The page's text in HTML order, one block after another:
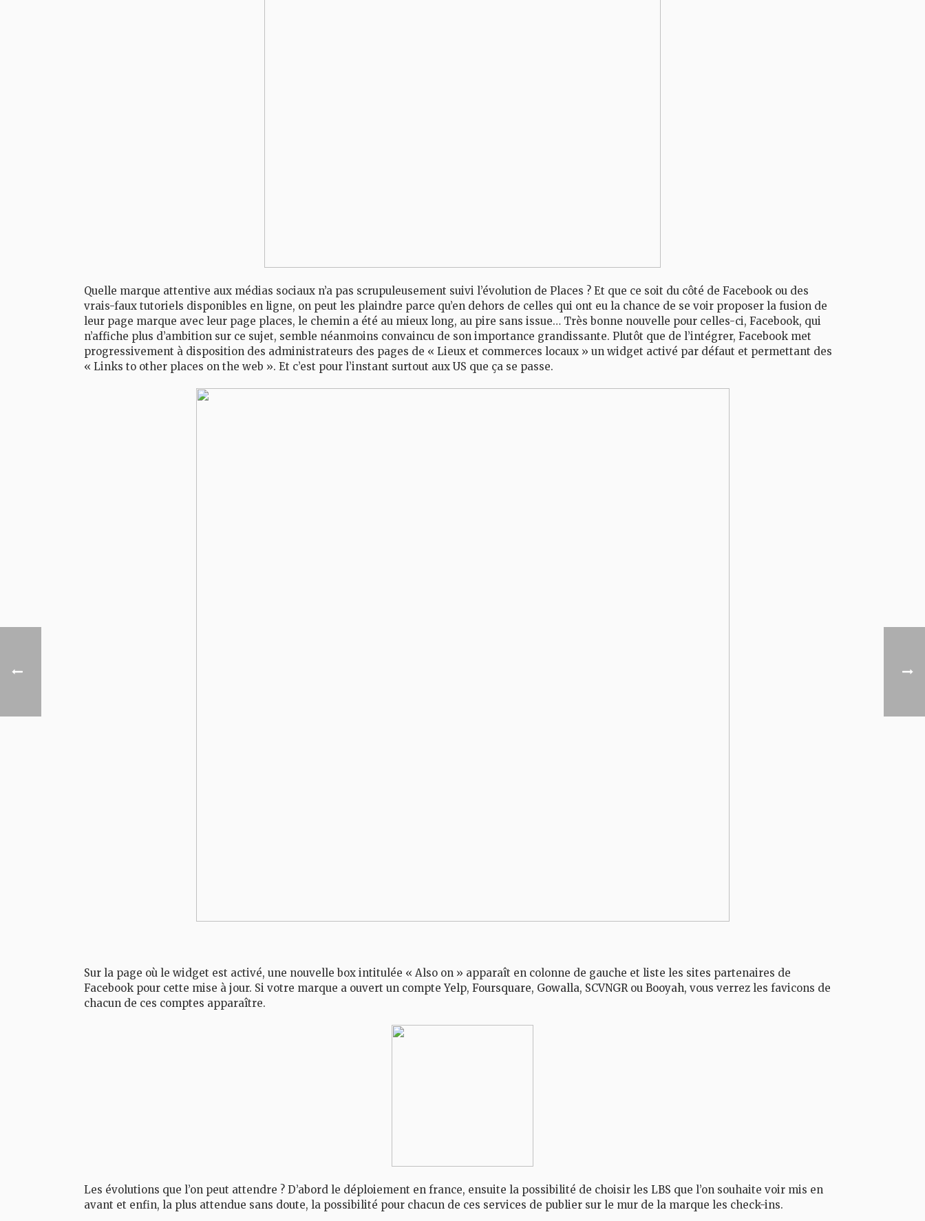
Quelle marque attentive aux médias sociaux n’a pas scrupuleusement suivi l’évolution de Places ? Et que ce soit du côté de Facebook ou des
vrais-faux tutoriels disponibles en ligne, on peut les plaindre parce qu’en dehors de celles qui ont eu la chance de se voir proposer la fusion de
leur page marque avec leur page places, le chemin a été au mieux long, au pire sans issue… Très bonne nouvelle pour celles-ci, Facebook, qui
n’affiche plus d’ambition sur ce sujet, semble néanmoins convaincu de son importance grandissante. Plutôt que de l’intégrer, Facebook met
progressivement à disposition des administrateurs des pages de « Lieux et commerces locaux » un widget activé par défaut et permettant des
« Links to other places on the web ». Et c’est pour l’instant surtout aux US que ça se passe.
Sur la page où le widget est activé, une nouvelle box intitulée « Also on » apparaît en colonne de gauche et liste les sites partenaires de
Facebook pour cette mise à jour. Si votre marque a ouvert un compteYelp, Foursquare, Gowalla, SCVNGRou Booyah, vous verrez les favicons de
chacun de ces comptes apparaître.
Les évolutions que l’on peut attendre ? D’abord le déploiement en france, ensuite la possibilité de choisir les LBS que l’on souhaite voir mis en
avant et enfin, la plus attendue sans doute, la possibilité pour chacun de ces services de publier sur le mur de la marque les check-ins.